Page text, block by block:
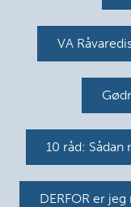
VA
10 råd:
DERFOR er